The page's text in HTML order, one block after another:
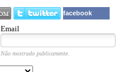
facebook
Email
Não mostrado publicamente.